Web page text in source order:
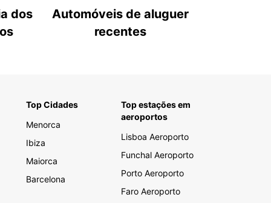
dos
Automóveis de aluguer
recentes
Top Cidades
Menorca
Ibiza
Maiorca
Barcelona
Top estações em
aeroportos
Lisboa Aeroporto
Funchal Aeroporto
Porto Aeroporto
Faro Aeroporto